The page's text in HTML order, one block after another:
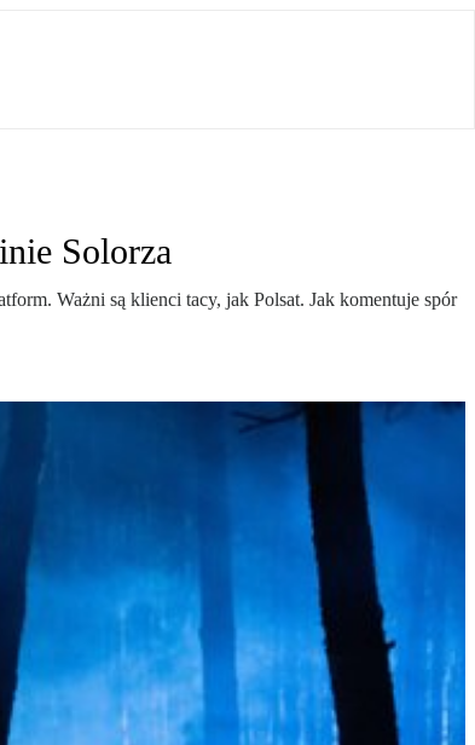
Solorza
Ważni są klienci tacy, jak Polsat. Jak komentuje spór